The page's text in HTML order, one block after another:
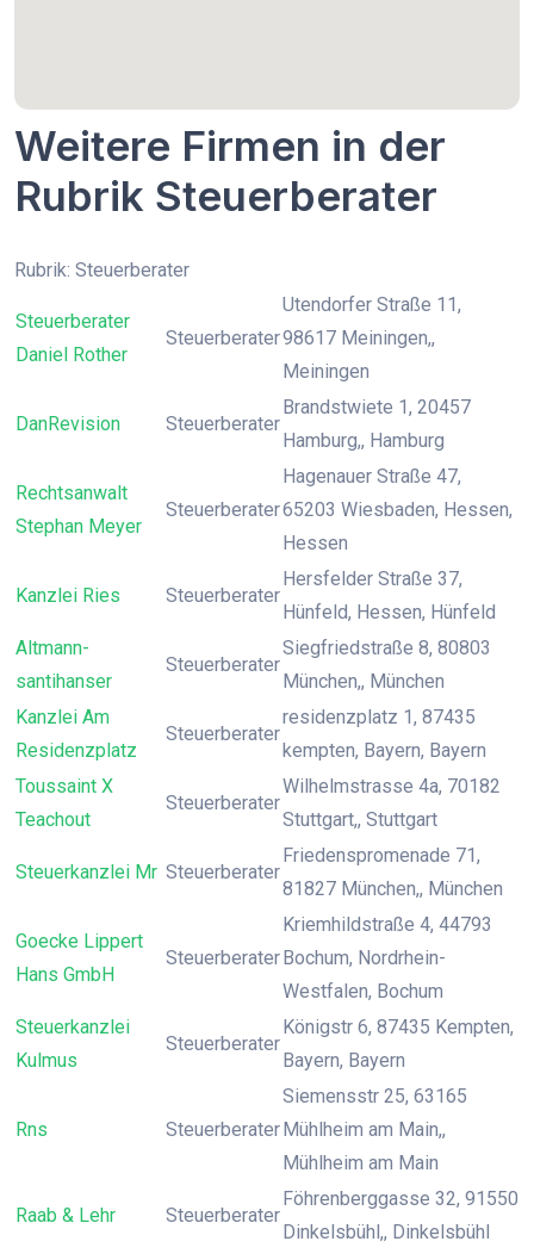
Weitere Firmen in der
Rubrik Steuerberater
Rubrik: Steuerberater
Steuerberater
Daniel Rother
Steuerberater
Utendorfer Straße 11,
98617 Meiningen,,
Meiningen
DanRevision Steuerberater
Brandstwiete 1, 20457
Hamburg,, Hamburg
Rechtsanwalt
Stephan Meyer
Steuerberater
Hagenauer Straße 47,
65203 Wiesbaden, Hessen,
Hessen
Kanzlei Ries Steuerberater
Hersfelder Straße 37,
Hünfeld, Hessen, Hünfeld
Altmann-
santihanser
Steuerberater
Siegfriedstraße 8, 80803
München,, München
Kanzlei Am
Residenzplatz
Steuerberater
residenzplatz 1, 87435
kempten, Bayern, Bayern
Toussaint X
Teachout
Steuerberater
Wilhelmstrasse 4a, 70182
Stuttgart,, Stuttgart
Steuerkanzlei Mr Steuerberater
Friedenspromenade 71,
81827 München,, München
Goecke Lippert
Hans GmbH
Steuerberater
Kriemhildstraße 4, 44793
Bochum, Nordrhein-
Westfalen, Bochum
Steuerkanzlei
Kulmus
Steuerberater
Königstr 6, 87435 Kempten,
Bayern, Bayern
Rns Steuerberater
Siemensstr 25, 63165
Mühlheim am Main,,
Mühlheim am Main
Raab & Lehr Steuerberater
Föhrenberggasse 32, 91550
Dinkelsbühl,, Dinkelsbühl